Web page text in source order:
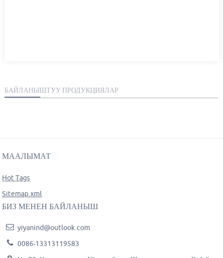
БАЙЛАНЫШТУУ ПРОДУКЦИЯЛАР
МААЛЫМАТ
Hot Tags
Sitemap.xml
БИЗ МЕНЕН БАЙЛАНЫШ
yiyanind@outlook.com
0086-13313119583